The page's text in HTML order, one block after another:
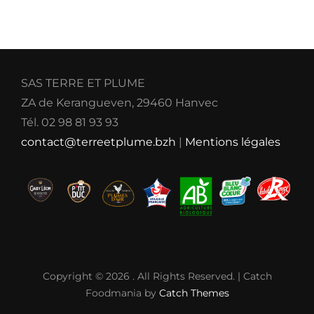
SAS TERRE ET PLUME
ZA de Kerangueven, 29460 Hanvec
Tél. 02 98 81 93 93
contact@terreetplume.bzh | Mentions légales
Copyright © 2026 . All Rights Reserved. | Catch
Foodmania by Catch Themes